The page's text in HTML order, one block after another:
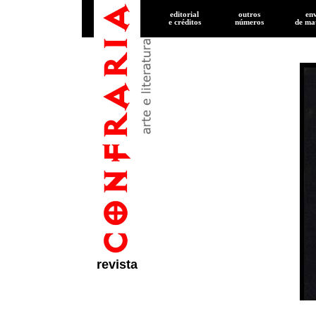
revista
editorial
e créditos
outros
números
de